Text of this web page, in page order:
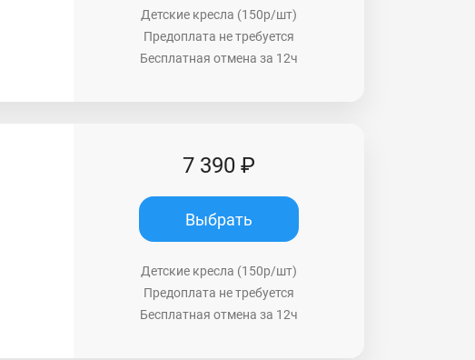
Детские кресла (150р/шт)
Предоплата не требуется
Бесплатная отмена за 12ч
7 390 ₽
Выбрать
Детские кресла (150р/шт)
Предоплата не требуется
Бесплатная отмена за 12ч